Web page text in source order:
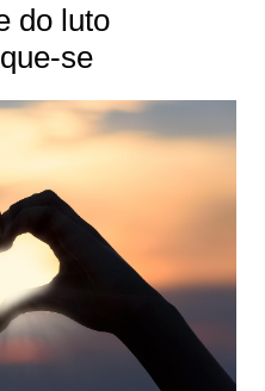
do luto
se